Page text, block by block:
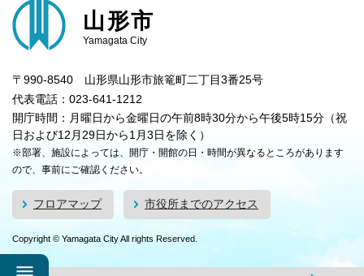
山形市
Yamagata City
〒990-8540 山形県山形市旅篭町二丁目3番25号
代表電話：023-641-1212
開庁時間：月曜日から金曜日の午前8時30分から午後5時15分（祝
日および12月29日から1月3日を除く）
※部署、施設によっては、開庁・開館の日・時間が異なるところがあります
ので、事前にご確認ください。
フロアマップ 市役所までのアクセス
Copyright © Yamagata City All rights Reserved.